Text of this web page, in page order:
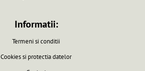
Informatii:
Termeni si conditii
Cookies si protectia datelor